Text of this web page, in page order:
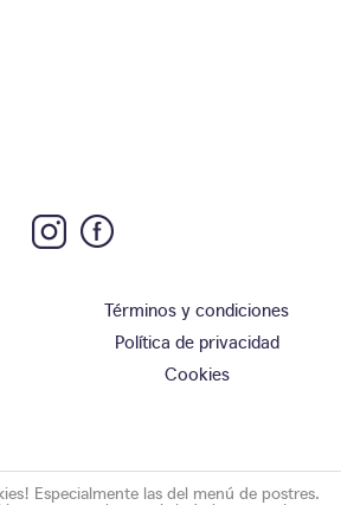
Términos y condiciones
Política de privacidad
Cookies
Especialmente las del menú de postres.